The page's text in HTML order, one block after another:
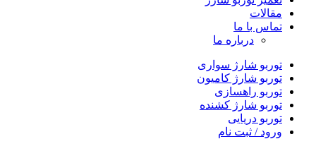
مقالات
تماس با ما
درباره ما
توربو شارژ سواری
توربو شارژ کامیون
توربو راهسازی
توربو شارژ کشنده
توربو دریایی
ورود / ثبت نام